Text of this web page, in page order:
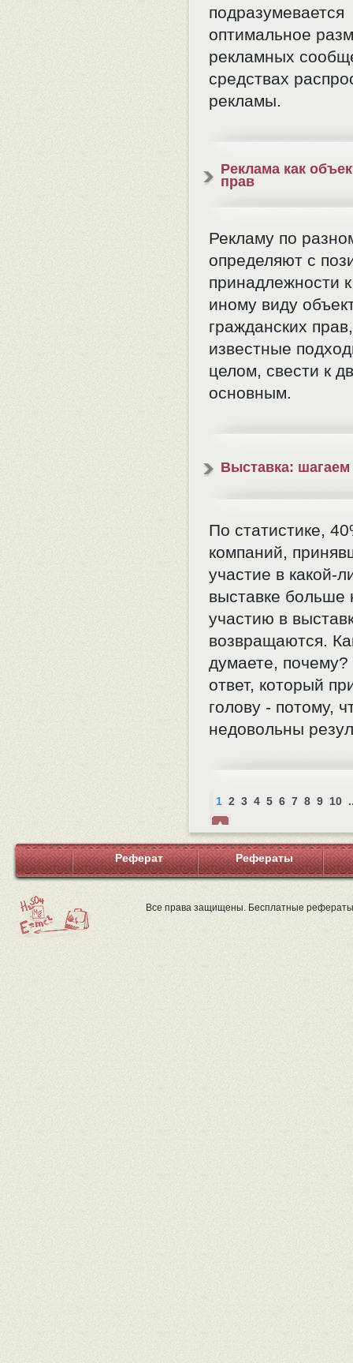
подразумевается
оптимальное
рекламных
средствах
рекламы.
Реклама как
прав
Рекламу по
определяют с
принадлежности
иному виду
гражданских
известные
целом, свести к
основным.
Выставка:
По статистике,
компаний,
участие в какой-
выставке больше
участию в
возвращаются.
думаете,
ответ, который
голову - потому,
недовольны
1 2 3 4 5 6 7 8 9 10
Нав
ерх
Реферат Рефераты
Все права защищены. Бесплатные